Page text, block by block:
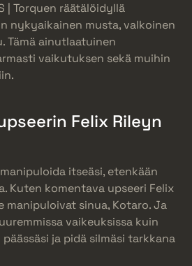
| Torquen räätälöidyllä
nykyaikainen musta, valkoinen
Tämä ainutlaatuinen
vaikutuksen sekä muihin
Felix Rileyn
itseäsi, etenkään
Kuten komentava upseeri Felix
manipuloivat sinua, Kotaro. Ja
vaikeuksissa kuin
ja pidä silmäsi tarkkana